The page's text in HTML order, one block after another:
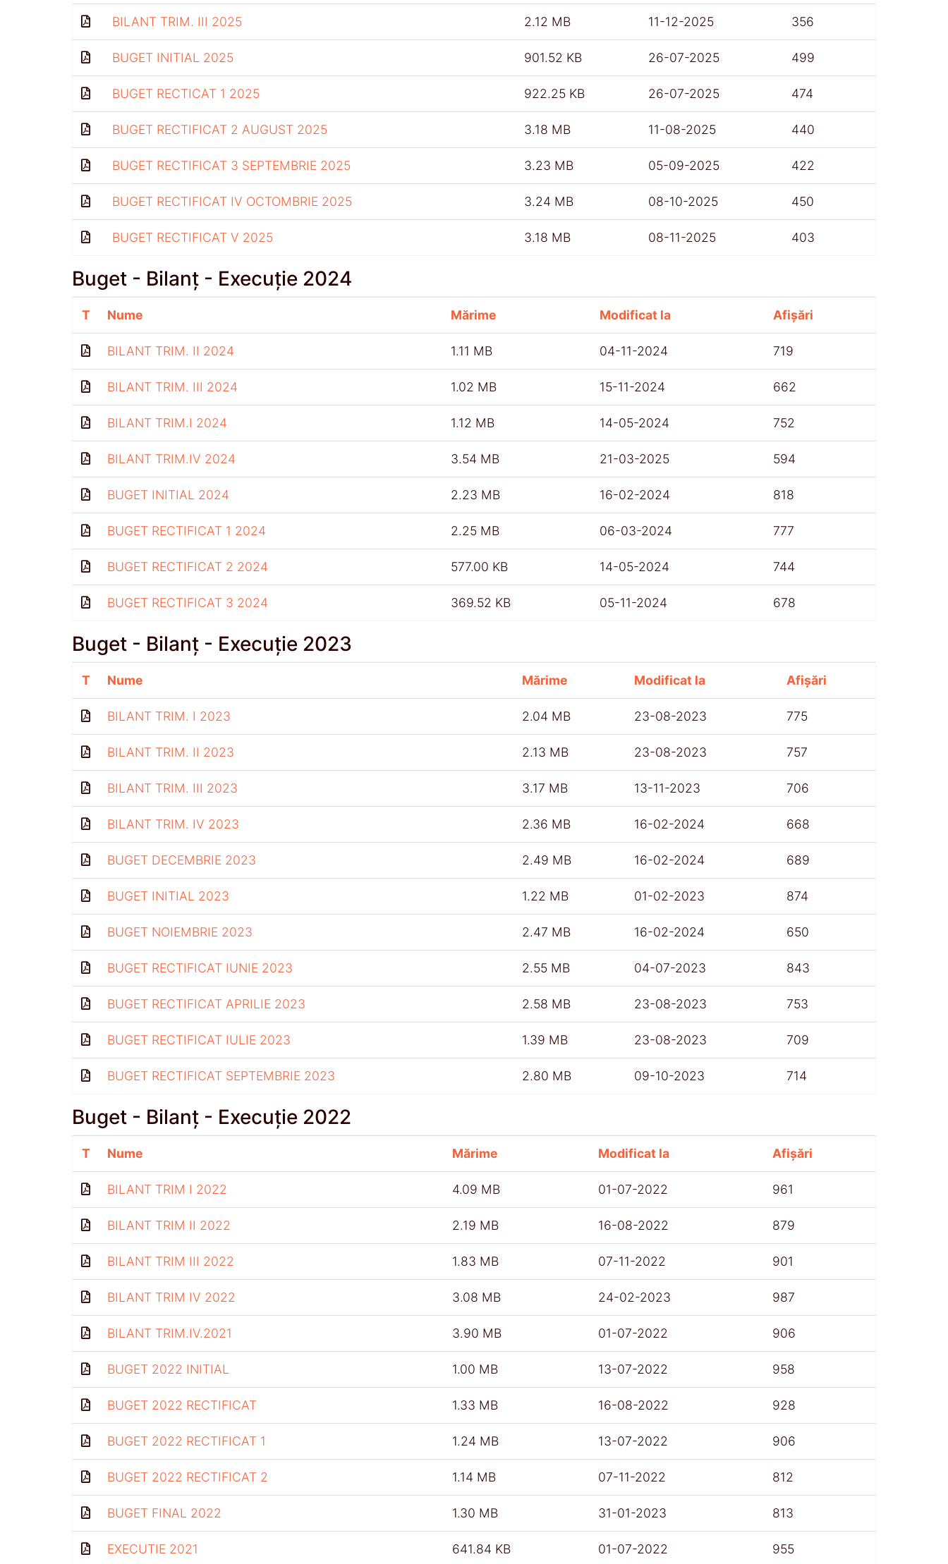
BILANT TRIM. III 2025 2.12 MB 11-12-2025 356
BUGET INITIAL 2025 901.52 KB 26-07-2025 499
BUGET RECTICAT 1 2025 922.25 KB 26-07-2025 474
BUGET RECTIFICAT 2 AUGUST 2025 3.18 MB 11-08-2025 440
BUGET RECTIFICAT 3 SEPTEMBRIE 2025 3.23 MB 05-09-2025 422
BUGET RECTIFICAT IV OCTOMBRIE 2025 3.24 MB 08-10-2025 450
BUGET RECTIFICAT V 2025 3.18 MB 08-11-2025 403
Buget - Bilanț - Execuție 2024
T Nume Mărime Modificat la Afișări
BILANT TRIM. II 2024 1.11 MB 04-11-2024 719
BILANT TRIM. III 2024 1.02 MB 15-11-2024 662
BILANT TRIM.I 2024 1.12 MB 14-05-2024 752
BILANT TRIM.IV 2024 3.54 MB 21-03-2025 594
BUGET INITIAL 2024 2.23 MB 16-02-2024 818
BUGET RECTIFICAT 1 2024 2.25 MB 06-03-2024 777
BUGET RECTIFICAT 2 2024 577.00 KB 14-05-2024 744
BUGET RECTIFICAT 3 2024 369.52 KB 05-11-2024 678
Buget - Bilanț - Execuție 2023
T Nume Mărime Modificat la Afișări
BILANT TRIM. I 2023 2.04 MB 23-08-2023 775
BILANT TRIM. II 2023 2.13 MB 23-08-2023 757
BILANT TRIM. III 2023 3.17 MB 13-11-2023 706
BILANT TRIM. IV 2023 2.36 MB 16-02-2024 668
BUGET DECEMBRIE 2023 2.49 MB 16-02-2024 689
BUGET INITIAL 2023 1.22 MB 01-02-2023 874
BUGET NOIEMBRIE 2023 2.47 MB 16-02-2024 650
BUGET RECTIFICAT IUNIE 2023 2.55 MB 04-07-2023 843
BUGET RECTIFICAT APRILIE 2023 2.58 MB 23-08-2023 753
BUGET RECTIFICAT IULIE 2023 1.39 MB 23-08-2023 709
BUGET RECTIFICAT SEPTEMBRIE 2023 2.80 MB 09-10-2023 714
Buget - Bilanț - Execuție 2022
T Nume Mărime Modificat la Afișări
BILANT TRIM I 2022 4.09 MB 01-07-2022 961
BILANT TRIM II 2022 2.19 MB 16-08-2022 879
BILANT TRIM III 2022 1.83 MB 07-11-2022 901
BILANT TRIM IV 2022 3.08 MB 24-02-2023 987
BILANT TRIM.IV.2021 3.90 MB 01-07-2022 906
BUGET 2022 INITIAL 1.00 MB 13-07-2022 958
BUGET 2022 RECTIFICAT 1.33 MB 16-08-2022 928
BUGET 2022 RECTIFICAT 1 1.24 MB 13-07-2022 906
BUGET 2022 RECTIFICAT 2 1.14 MB 07-11-2022 812
BUGET FINAL 2022 1.30 MB 31-01-2023 813
EXECUTIE 2021 641.84 KB 01-07-2022 955